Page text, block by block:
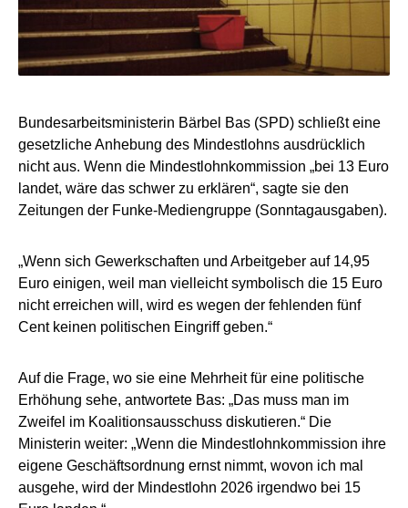
Bundesarbeitsministerin Bärbel Bas (SPD) schließt eine
gesetzliche Anhebung des Mindestlohns ausdrücklich
nicht aus. Wenn die Mindestlohnkommission „bei 13 Euro
landet, wäre das schwer zu erklären“, sagte sie den
Zeitungen der Funke-Mediengruppe (Sonntagausgaben).
„Wenn sich Gewerkschaften und Arbeitgeber auf 14,95
Euro einigen, weil man vielleicht symbolisch die 15 Euro
nicht erreichen will, wird es wegen der fehlenden fünf
Cent keinen politischen Eingriff geben.“
Auf die Frage, wo sie eine Mehrheit für eine politische
Erhöhung sehe, antwortete Bas: „Das muss man im
Zweifel im Koalitionsausschuss diskutieren.“ Die
Ministerin weiter: „Wenn die Mindestlohnkommission ihre
eigene Geschäftsordnung ernst nimmt, wovon ich mal
ausgehe, wird der Mindestlohn 2026 irgendwo bei 15